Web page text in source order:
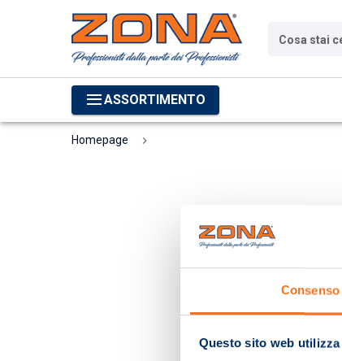
Consenso
Questo sito web
Cosa stai
ASSORTIMENTO
Homepage